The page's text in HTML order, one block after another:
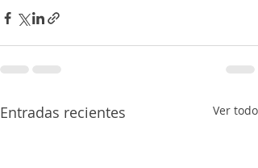
Entradas recientes Ver todo